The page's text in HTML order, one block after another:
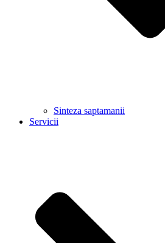
Sinteza saptamanii
Servicii